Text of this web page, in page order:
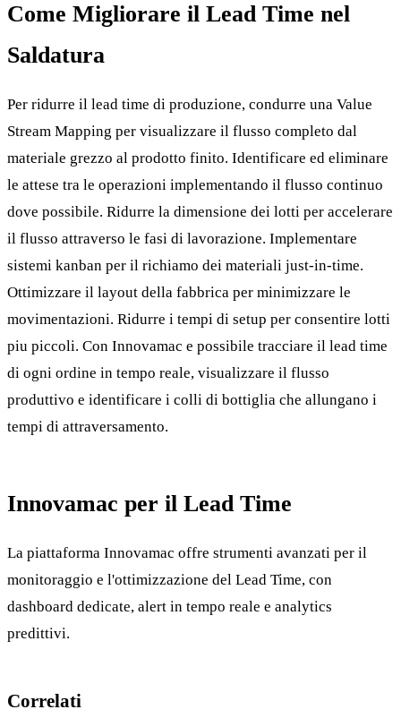
Come Migliorare il Lead Time nel
Saldatura
Per ridurre il lead time di produzione, condurre una Value
Stream Mapping per visualizzare il flusso completo dal
materiale grezzo al prodotto finito. Identificare ed eliminare
le attese tra le operazioni implementando il flusso continuo
dove possibile. Ridurre la dimensione dei lotti per accelerare
il flusso attraverso le fasi di lavorazione. Implementare
sistemi kanban per il richiamo dei materiali just-in-time.
Ottimizzare il layout della fabbrica per minimizzare le
movimentazioni. Ridurre i tempi di setup per consentire lotti
piu piccoli. Con Innovamac e possibile tracciare il lead time
di ogni ordine in tempo reale, visualizzare il flusso
produttivo e identificare i colli di bottiglia che allungano i
tempi di attraversamento.
Innovamac per il Lead Time
La piattaforma Innovamac offre strumenti avanzati per il
monitoraggio e l'ottimizzazione del Lead Time, con
dashboard dedicate, alert in tempo reale e analytics
predittivi.
Correlati